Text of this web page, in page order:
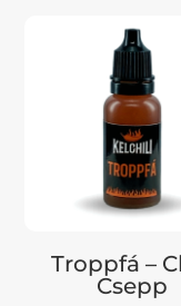
Troppfá –
Csepp